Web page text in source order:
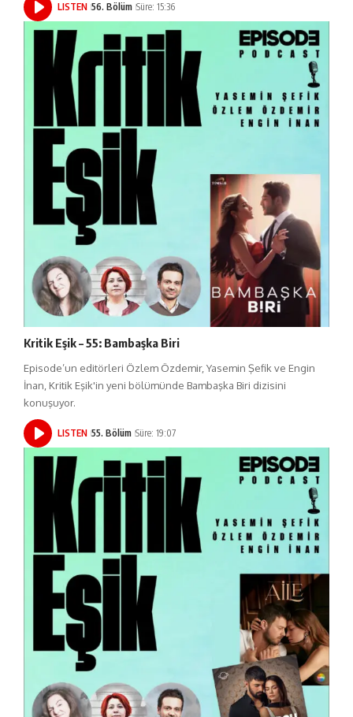
LISTEN 56. Bölüm Süre: 15:36
Kritik Eşik – 55: Bambaşka Biri
Episode’un editörleri Özlem Özdemir, Yasemin Şefik ve Engin
İnan, Kritik Eşik'in yeni bölümünde Bambaşka Biri dizisini
konuşuyor.
LISTEN 55. Bölüm Süre: 19:07